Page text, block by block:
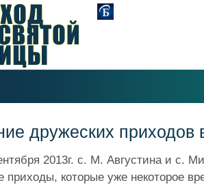
дружеских приходов
2013г. с. М. Августина и с.
приходы, которые уже некоторое